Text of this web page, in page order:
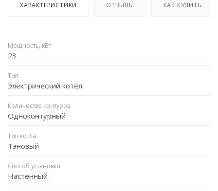
ХАРАКТЕРИСТИКИ ОТЗЫВЫ КАК КУПИТЬ
Мощность, кВт
23
Тип
Электрический котел
Количество контуров
Одноконтурный
Тип котла
Тэновый
Способ установки
Настенный